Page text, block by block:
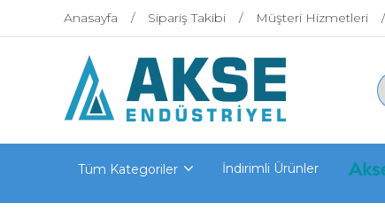
Anasayfa Sipariş Takibi Müşteri Hizmetleri
Tüm Kategoriler İndirimli Ürünler